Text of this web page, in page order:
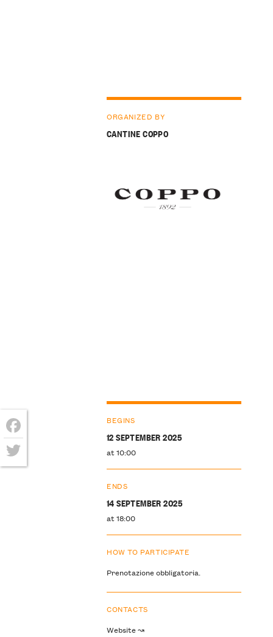
ORGANIZED BY
CANTINE COPPO
BEGINS
12 SEPTEMBER 2025
at 10:00
ENDS
14 SEPTEMBER 2025
at 18:00
HOW TO PARTICIPATE
Prenotazione obbligatoria.
CONTACTS
Website ↝
Facebook
Twitter